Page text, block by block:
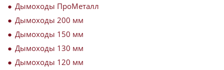
Дымоходы ПроМеталл
Дымоходы 200 мм
Дымоходы 150 мм
Дымоходы 130 мм
Дымоходы 120 мм